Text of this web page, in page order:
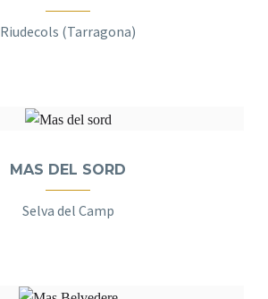
Riudecols (Tarragona)
MAS DEL SORD
Selva del Camp